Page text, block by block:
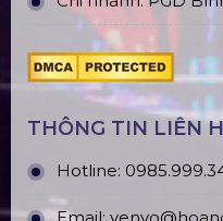
THÔNG TIN LIÊN
Hotline: